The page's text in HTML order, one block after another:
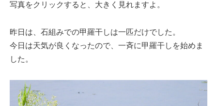
写真をクリックすると、大きく見れますよ。
昨日は、石組みでの甲羅干しは一匹だけでした。
今日は天気が良くなったので、一斉に甲羅干しを始めま
した。